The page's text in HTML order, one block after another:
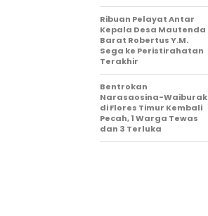
Ribuan Pelayat Antar
Kepala Desa Mautenda
Barat Robertus Y.M.
Sega ke Peristirahatan
Terakhir
Bentrokan
Narasaosina-Waiburak
di Flores Timur Kembali
Pecah, 1 Warga Tewas
dan 3 Terluka